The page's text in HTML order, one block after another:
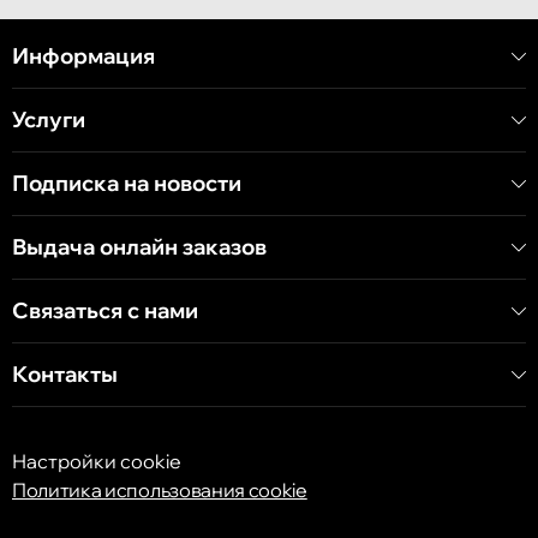
Кишинёв
Хынчештское шоссе, 60/4
бульвар Дечебал, 139
Информация
Услуги
Подписка на новости
Выдача онлайн заказов
Связаться с нами
Контакты
Настройки cookie
Политика использования cookie